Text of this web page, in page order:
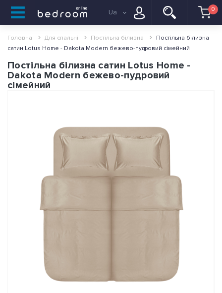
Ua 0
Головна Для спальні Постільна білизна
Постільна білизна
сатин Lotus Home - Dakota Modern бежево-пудровий сімейний
Постільна білизна сатин Lotus Home -
Dakota Modern бежево-пудровий
сімейний